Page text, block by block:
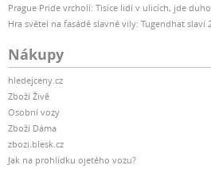
Prague Pride vrcholí: Tisíce lidí v ulicích, jde
Hra světel na fasádě slavné vily: Tugendhat slaví
Nákupy
hledejceny.cz
Zboží Živě
Osobní vozy
Zboží Dáma
zbozi.blesk.cz
Jak na prohlídku ojetého vozu?